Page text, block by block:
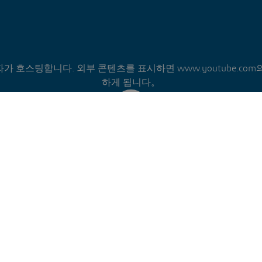
가 호스팅합니다. 외부 콘텐츠를 표시하면 www.youtube.com
하게 됩니다。